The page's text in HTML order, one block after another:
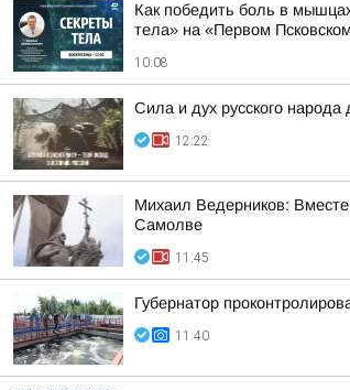
Как победить боль в
тела» на «Первом
10:08
Сила и дух русского
12:22
Михаил Ведерников:
Самолве
11:45
Губернатор
11:40